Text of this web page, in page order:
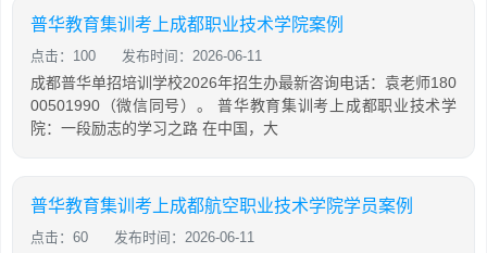
普华教育集训考上成都职业技术学院案例
点击：100 发布时间：2026-06-11
成都普华单招培训学校2026年招生办最新咨询电话：袁老师180
00501990（微信同号）。 普华教育集训考上成都职业技术学
院：一段励志的学习之路 在中国，大
普华教育集训考上成都航空职业技术学院学员案例
点击：60 发布时间：2026-06-11